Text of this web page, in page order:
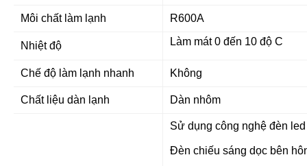
Môi chất làm lạnh R600A
Nhiệt độ Làm mát 0 đến 10 độ C
Chế độ làm lạnh nhanh Không
Chất liệu dàn lạnh Dàn nhôm
Sử dụng công nghệ đèn
Đèn chiếu sáng dọc bên